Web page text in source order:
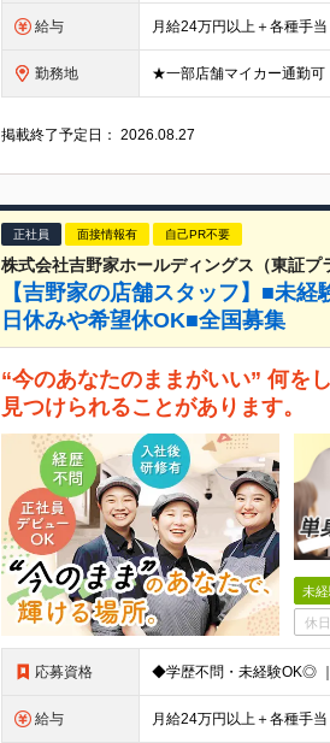
給与
勤務地
掲載終了予定日：2026.08.27
正社員 面接情報有 自己PR不要
株式会社吉野家ホールディングス（東証プ
【吉野家の店舗スタッフ】■未
日休みや希望休OK■全国募集
“今のあなたのままがいい” 何を
見つけられることがあります。
未
休
応募資格
給与